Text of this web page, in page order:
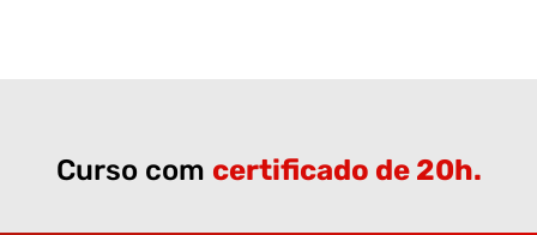
Curso com certificado de 20h.